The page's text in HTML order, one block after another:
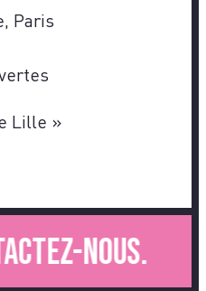
Paris
Lille »
nous.